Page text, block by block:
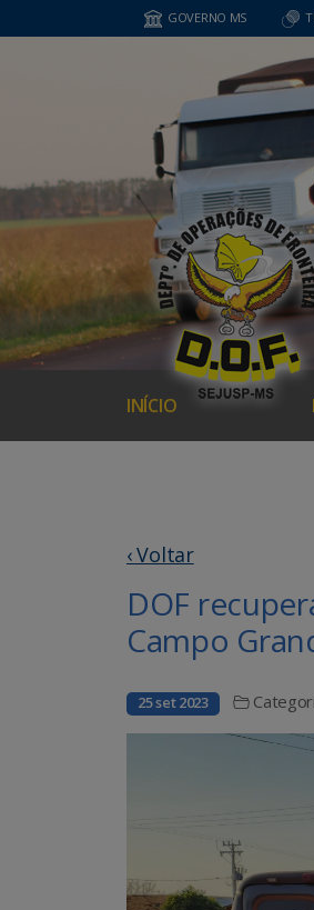
GOVERNO MS
INÍCIO
‹ Voltar
DOF
Campo
25 set 2023